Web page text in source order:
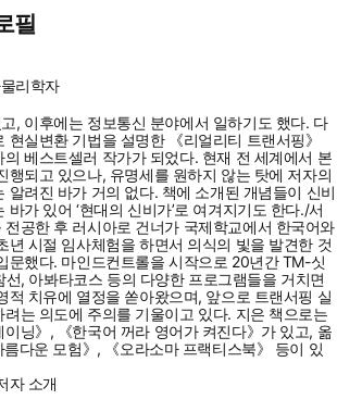
필
리학자
, 이후에는 정보통신 분야에서 일하기도 했다. 다
현실변환 기법을 설명한 《리얼리티 트랜서핑》
베스트셀러 작가가 되었다. 현재 전 세계에서 본
행되고 있으나, 유명세를 원하지 않는 탓에 저자의
알려진 바가 거의 없다. 책에 소개된 개념들이 신비
가 있어 ‘현대의 신비가’로 여겨지기도 한다./서
공한 후 러시아로 건너가 국제학교에서 한국어와
년 시절 임사체험을 하면서 의식의 빛을 발견한 것
문했다. 마인드컨트롤을 시작으로 20년간 TM-싯
선, 아봐타코스 등의 다양한 프로그램들을 거치면
적 치유에 열정을 쏟아왔으며, 앞으로 트랜서핑 실
는 의도에 주의를 기울이고 있다. 지은 책으로는
이닝》, 《한국어 꺼라 영어가 켜진다》가 있고, 옮
다운 모험》, 《오라소마 프랙티스북》 등이 있
자 소개